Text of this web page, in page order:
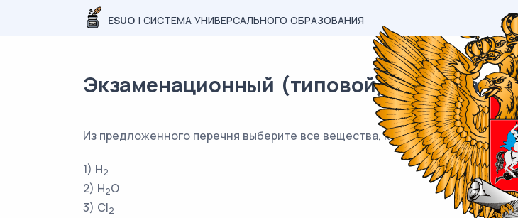
ESUO | СИСТЕМА УНИВЕРСАЛЬНОГО ОБРАЗОВАНИЯ
Экзаменационный (типовой) материал
Из предложенного перечня выберите все вещества, которые могут
1) H2
2) H2O
3) Cl2